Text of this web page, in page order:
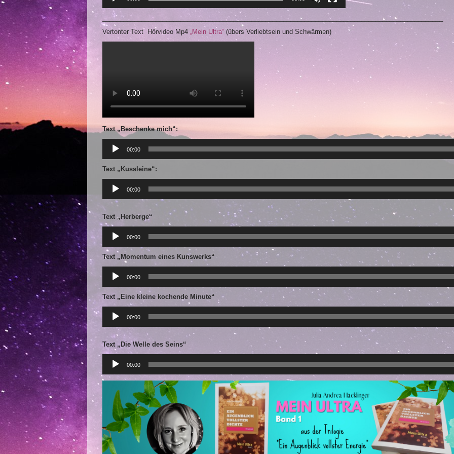
________________________________________________________________________________________________
Vertonter Text Hörvideo Mp4 „Mein Ultra“ (übers Verliebtsein und Schwärmen)
Text „Beschenke mich“:
Player
00:00
Text „Kussleine“:
Player
00:00
Text „Herberge“
Player
00:00
Text „Momentum eines Kunswerks“
Player
00:00
Text „Eine kleine kochende Minute“
Player
00:00
Text „Die Welle des Seins“
Player
00:00